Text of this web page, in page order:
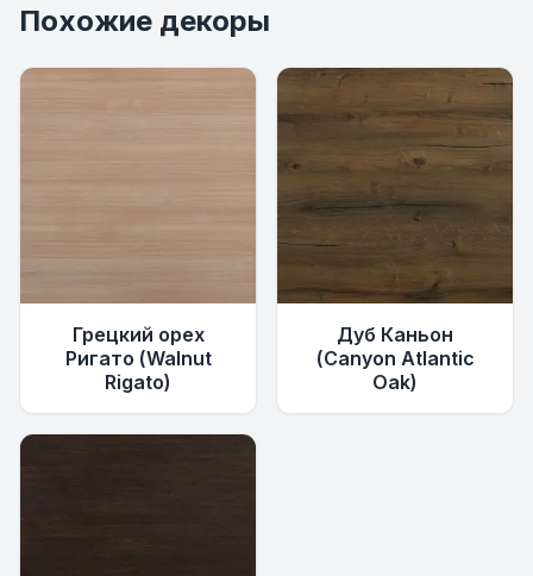
Похожие декоры
Грецкий орех
Ригато (Walnut
Rigato)
Дуб Каньон
(Canyon Atlantic
Oak)